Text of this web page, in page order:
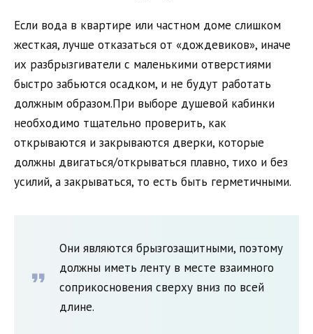
Если вода в квартире или частном доме слишком
жесткая, лучше отказаться от «дождевиков», иначе
их разбрызгиватели с маленькими отверстиями
быстро забьются осадком, и не будут работать
должным образом.При выборе душевой кабинки
необходимо тщательно проверить, как
открываются и закрываются дверки, которые
должны двигаться/открываться плавно, тихо и без
усилий, а закрываться, то есть быть герметичными.
Они являются брызгозащитными, поэтому
должны иметь ленту в месте взаимного
соприкосновения сверху вниз по всей
длине.